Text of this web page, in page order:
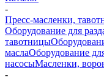
-
Пресс-масленки,
Оборудование для
тавотницы
маслаОборудование
насосыМасленки,
-